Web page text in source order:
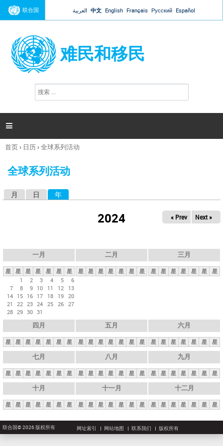
Jump to navigation
联合国 العربية 中文 English Français Русский Español
难民和移民
搜
索

你
这
首页› 日历›全球系列活动
全球系列活动
月 日 年
2024 « Prev Next »
一月
星 星 星 星 星 星
星
1
2 3 4 5
6
7
8 9 10 11 12
13
14 15 16 17 18 19 20
21
22 23 24 25 26 27
28 29 30 31
二月
星 星 星 星 星 星 星
三月
星 星 星 星 星 星 星
四月
星 星 星 星 星 星 星
五月
星 星 星 星 星 星 星
六月
星 星 星 星 星 星 星
七月
星 星 星 星 星 星 星
八月
星 星 星 星 星 星 星
九月
星 星 星 星 星 星 星
十月
星 星 星 星 星 星 星
十一月
星 星 星 星 星 星 星
十二月
星 星 星 星 星 星 星
联合国© 2026 版权所有 网址索引 网站地图 联系我们 版权所有